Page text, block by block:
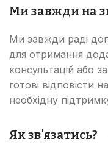
Ми завжди на
Ми завжди раді
для отримання
консультацій або
готові відповісти
необхідну
Як зв'язатись?